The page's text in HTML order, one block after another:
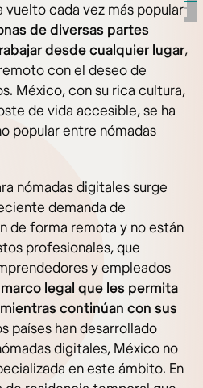
vuelto cada vez más popular
de diversas partes
desde cualquier lugar,
con el deseo de
México, con su rica cultura,
de vida accesible, se ha
popular entre nómadas
nómadas digitales surge
demanda de
de forma remota y no están
profesionales, que
y empleados
legal que les permita
continúan con sus
países han desarrollado
digitales, México no
en este ámbito. En